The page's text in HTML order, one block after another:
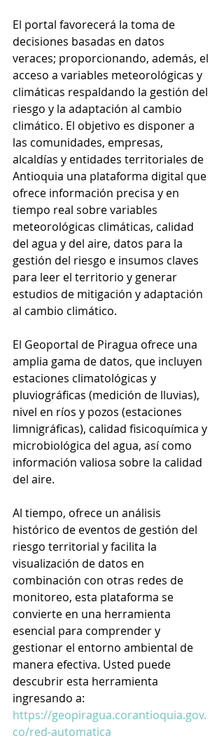
El portal favorecerá la toma de
decisiones basadas en datos
veraces; proporcionando, además, el
acceso a variables meteorológicas y
climáticas respaldando la gestión del
riesgo y la adaptación al cambio
climático. El objetivo es disponer a
las comunidades, empresas,
alcaldías y entidades territoriales de
Antioquia una plataforma digital que
ofrece información precisa y en
tiempo real sobre variables
meteorológicas climáticas, calidad
del agua y del aire, datos para la
gestión del riesgo e insumos claves
para leer el territorio y generar
estudios de mitigación y adaptación
al cambio climático.
El Geoportal de Piragua ofrece una
amplia gama de datos, que incluyen
estaciones climatológicas y
pluviográficas (medición de lluvias),
nivel en ríos y pozos (estaciones
limnigráficas), calidad fisicoquímica y
microbiológica del agua, así como
información valiosa sobre la calidad
del aire.
Al tiempo, ofrece un análisis
histórico de eventos de gestión del
riesgo territorial y facilita la
visualización de datos en
combinación con otras redes de
monitoreo, esta plataforma se
convierte en una herramienta
esencial para comprender y
gestionar el entorno ambiental de
manera efectiva. Usted puede
descubrir esta herramienta
ingresando a:
https://geopiragua.corantioquia.gov.
co/red-automatica